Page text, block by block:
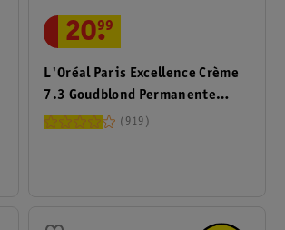
L'Oréal Paris Excellence Crème
7.3 Goudblond Permanente
Haarverf
20.
99
919